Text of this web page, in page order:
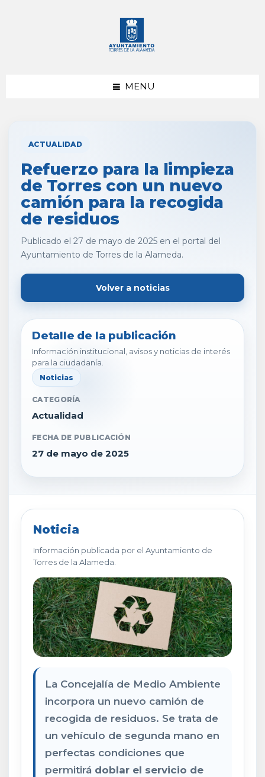
MENU
ACTUALIDAD
Refuerzo para la limpieza
de Torres con un nuevo
camión para la recogida
de residuos
Publicado el 27 de mayo de 2025 en el portal del
Ayuntamiento de Torres de la Alameda.
Volver a noticias
Detalle de la publicación
Información institucional, avisos y noticias de interés
para la ciudadanía.
Noticias
CATEGORÍA
Actualidad
FECHA DE PUBLICACIÓN
27 de mayo de 2025
Noticia
Información publicada por el Ayuntamiento de
Torres de la Alameda.
La Concejalía de Medio Ambiente
incorpora un nuevo camión de
recogida de residuos. Se trata de
un vehículo de segunda mano en
perfectas condiciones que
permitirá doblar el servicio de